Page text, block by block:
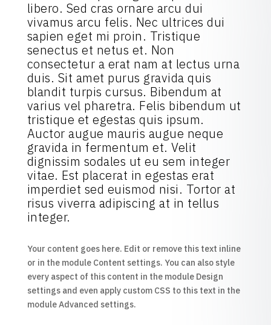
libero. Sed cras ornare arcu dui
vivamus arcu felis. Nec ultrices dui
sapien eget mi proin. Tristique
senectus et netus et. Non
consectetur a erat nam at lectus urna
duis. Sit amet purus gravida quis
blandit turpis cursus. Bibendum at
varius vel pharetra. Felis bibendum ut
tristique et egestas quis ipsum.
Auctor augue mauris augue neque
gravida in fermentum et. Velit
dignissim sodales ut eu sem integer
vitae. Est placerat in egestas erat
imperdiet sed euismod nisi. Tortor at
risus viverra adipiscing at in tellus
integer.
Your content goes here. Edit or remove this text inline
or in the module Content settings. You can also style
every aspect of this content in the module Design
settings and even apply custom CSS to this text in the
module Advanced settings.